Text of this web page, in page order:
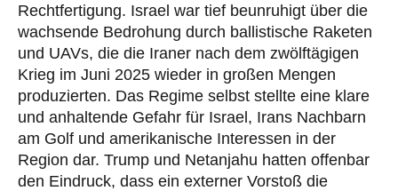
Rechtfertigung. Israel war tief beunruhigt über die
wachsende Bedrohung durch ballistische Raketen
und UAVs, die die Iraner nach dem zwölftägigen
Krieg im Juni 2025 wieder in großen Mengen
produzierten. Das Regime selbst stellte eine klare
und anhaltende Gefahr für Israel, Irans Nachbarn
am Golf und amerikanische Interessen in der
Region dar. Trump und Netanjahu hatten offenbar
den Eindruck, dass ein externer Vorstoß die